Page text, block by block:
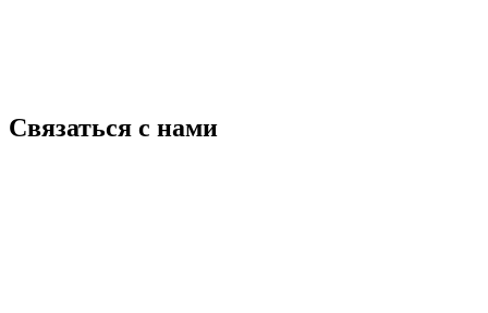
Связаться с нами